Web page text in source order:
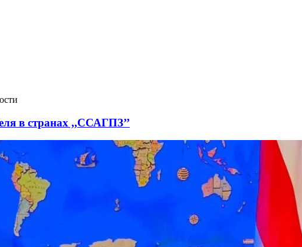
в странах ,,ССАГПЗ’’